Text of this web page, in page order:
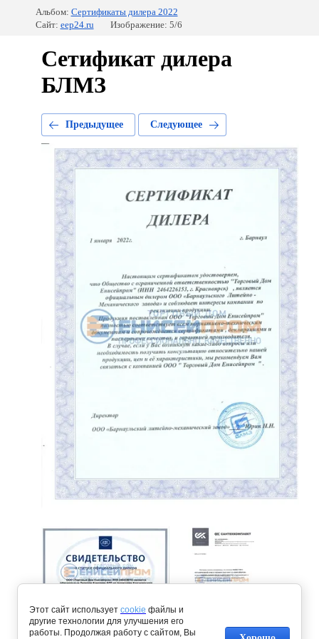
Альбом: Сертификаты дилера 2022
Сайт: eep24.ru Изображение: 5/6
Сетификат дилера
БЛМЗ
Предыдущее Следующее
Предыдущее
Этот сайт использует cookie файлы и
другие технологии для улучшения его
работы. Продолжая работу с сайтом, Вы